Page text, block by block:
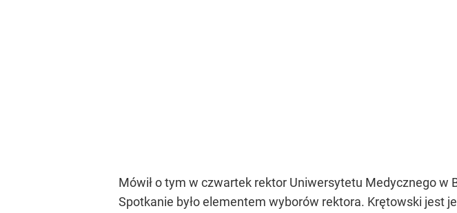
Mówił o tym w czwartek rektor Uniwersytetu Medycznego w
Spotkanie było elementem wyborów rektora. Krętowski jest